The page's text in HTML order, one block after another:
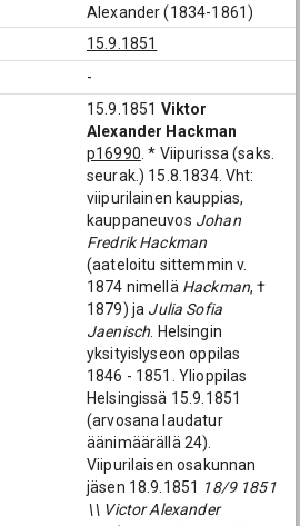
Alexander (1834-1861)
15.9.1851
-
15.9.1851 Viktor
Alexander Hackman
p16990 . * Viipurissa (saks.
seurak.) 15.8.1834. Vht:
viipurilainen kauppias,
kauppaneuvos Johan
Fredrik Hackman
(aateloitu sittemmin v.
1874 nimellä Hackman, †
1879) ja Julia Sofia
Jaenisch . Helsingin
yksityislyseon oppilas
1846 - 1851. Ylioppilas
Helsingissä 15.9.1851
(arvosana laudatur
äänimäärällä 24).
Viipurilaisen osakunnan
jäsen 18.9.1851 18/9 1851
\\ Victor Alexander